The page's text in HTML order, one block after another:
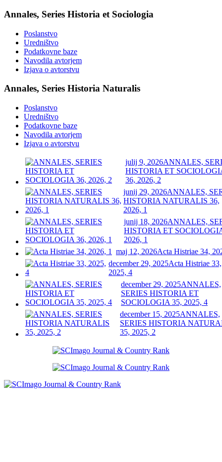
Annales, Series Historia et Sociologia
Poslanstvo
Uredništvo
Podatkovne baze
Navodila avtorjem
Izjava o avtorstvu
Annales, Series Historia Naturalis
Poslanstvo
Uredništvo
Podatkovne baze
Navodila avtorjem
Izjava o avtorstvu
julij 9, 2026ANNALES,
HISTORIA ET
36, 2026, 2
junij 29, 2026ANNALES,
HISTORIA NATURALIS 36,
2026, 1
junij 18, 2026ANNALES,
HISTORIA ET
2026, 1
maj 12, 2026Acta Histriae 34,
december 29, 2025Acta Histriae 33,
2025, 4
december 29, 2025ANNALES,
SERIES HISTORIA ET
SOCIOLOGIA 35, 2025, 4
december 15, 2025ANNALES,
SERIES HISTORIA
35, 2025, 2